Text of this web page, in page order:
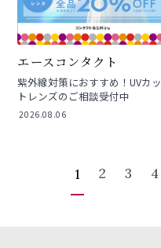
エースコンタクト
紫外線対策におすすめ！UVカッ
トレンズのご相談受付中
2026.08.06
1 2 3 4